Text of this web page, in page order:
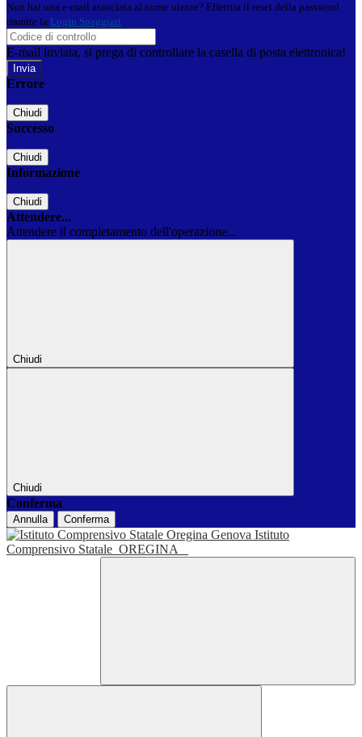
Non hai una e-mail associata al nome utente? Effettua il reset della password
tramite la Login Spaggiari
E-mail inviata, si prega di controllare la casella di posta elettronica!
Errore
Chiudi
Successo
Chiudi
Informazione
Chiudi
Attendere...
Attendere il completamento dell'operazione...
Chiudi
Chiudi
Conferma
Annulla Conferma
Istituto
Comprensivo Statale OREGINA